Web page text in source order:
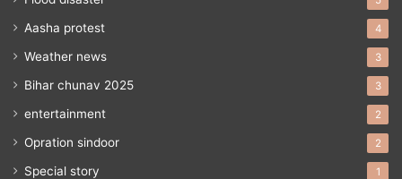
Aasha protest 4
Weather news 3
Bihar chunav 2025 3
entertainment 2
Opration sindoor 2
Special story 1